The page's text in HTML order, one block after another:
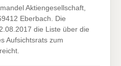
Aktiengesellschaft,
Eberbach. Die
die Liste über die
Aufsichtsrats zum